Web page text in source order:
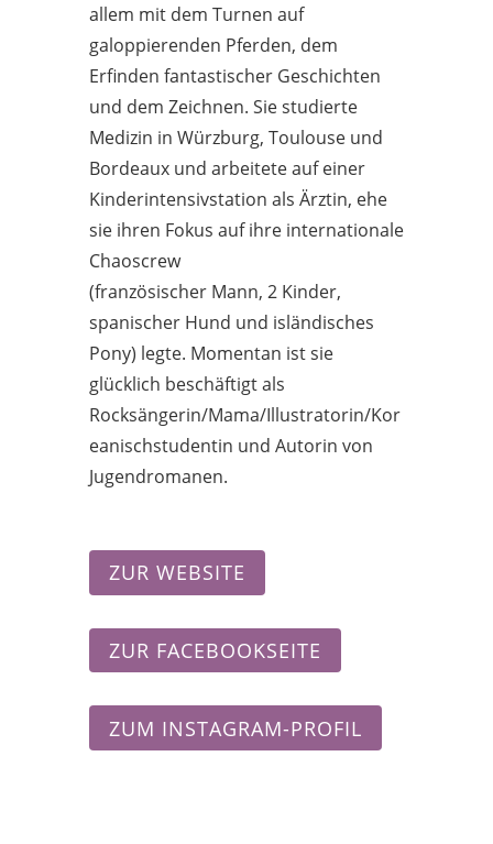
allem mit dem Turnen auf
galoppierenden Pferden, dem
Erfinden fantastischer Geschichten
und dem Zeichnen. Sie studierte
Medizin in Würzburg, Toulouse und
Bordeaux und arbeitete auf einer
Kinderintensivstation als Ärztin, ehe
sie ihren Fokus auf ihre internationale
Chaoscrew
(französischer Mann, 2 Kinder,
spanischer Hund und isländisches
Pony) legte. Momentan ist sie
glücklich beschäftigt als
Rocksängerin/Mama/Illustratorin/Kor
eanischstudentin und Autorin von
Jugendromanen.
ZUR WEBSITE
ZUR FACEBOOKSEITE
ZUM INSTAGRAM-PROFIL